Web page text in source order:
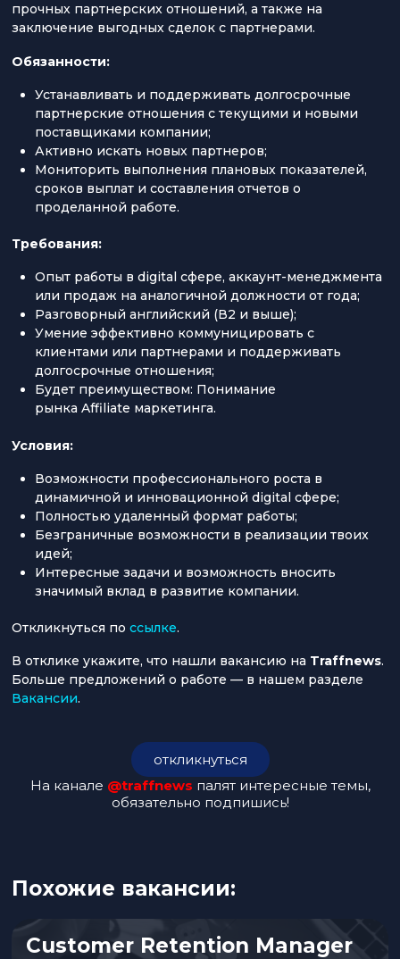
прочных партнерских отношений, а также на
заключение выгодных сделок с партнерами.
Обязанности:
Устанавливать и поддерживать долгосрочные
партнерские отношения с текущими и новыми
поставщиками компании;
Активно искать новых партнеров;
Мониторить выполнения плановых показателей,
сроков выплат и составления отчетов о
проделанной работе.
Требования:
Опыт работы в digital сфере, аккаунт-менеджмента
или продаж на аналогичной должности от года;
Разговорный английский (В2 и выше);
Умение эффективно коммуницировать с
клиентами или партнерами и поддерживать
долгосрочные отношения;
Будет преимуществом: Понимание
рынка Affiliate маркетинга.
Условия:
Возможности профессионального роста в
динамичной и инновационной digital сфере;
Полностью удаленный формат работы;
Безграничные возможности в реализации твоих
идей;
Интересные задачи и возможность вносить
значимый вклад в развитие компании.
Откликнуться по ссылке.
В отклике укажите, что нашли вакансию на Traffnews.
Больше предложений о работе — в нашем разделе
Вакансии.
откликнуться
На канале @traffnews палят интересные темы,
обязательно подпишись!
Похожие вакансии:
Customer Retention Manager